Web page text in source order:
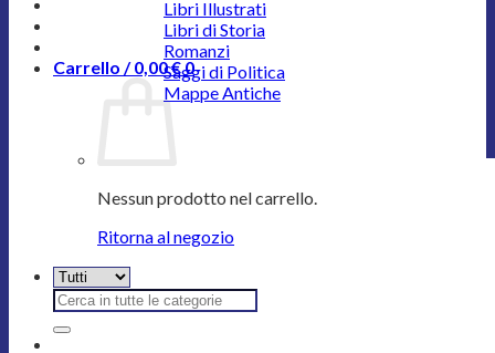
Carrello /0,00€0
Nessun prodotto nel carrello.
Ritorna al negozio
Cerca:
Libri Illustrati
Libri di Storia
Romanzi
Saggi di Politica
Mappe Antiche